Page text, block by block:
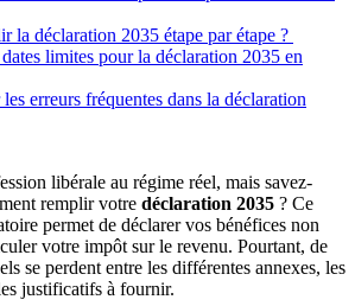
la déclaration 2035 étape par étape ?
limites pour la déclaration 2035 en
erreurs fréquentes dans la déclaration
libérale au régime réel, mais savez-
remplir votre déclaration 2035 ? Ce
permet de déclarer vos bénéfices non
votre impôt sur le revenu. Pourtant, de
se perdent entre les différentes annexes, les
justificatifs à fournir.